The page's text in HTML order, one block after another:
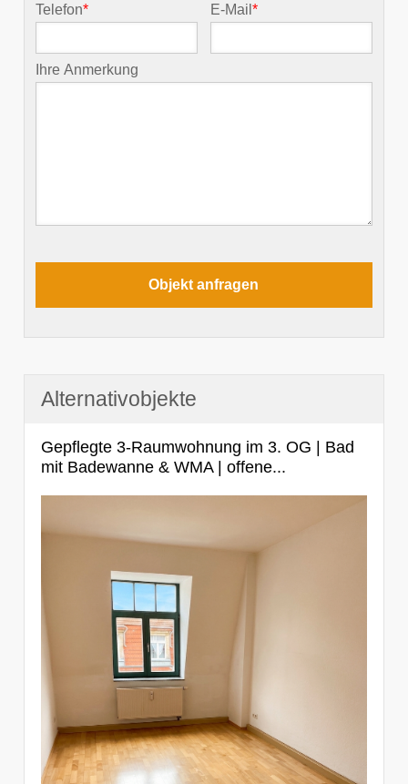
Telefon* E-Mail*
Ihre Anmerkung
Alternativobjekte
Gepflegte 3-Raumwohnung im 3. OG | Bad
mit Badewanne & WMA | offene...